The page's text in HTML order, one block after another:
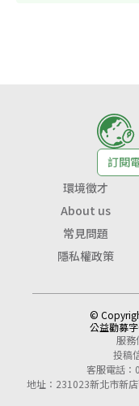
訂閱
環境徵才
About us
常見問題
隱私權政策
©
公益勸募字
服務
投稿
客服電話
地址：231023新北市新